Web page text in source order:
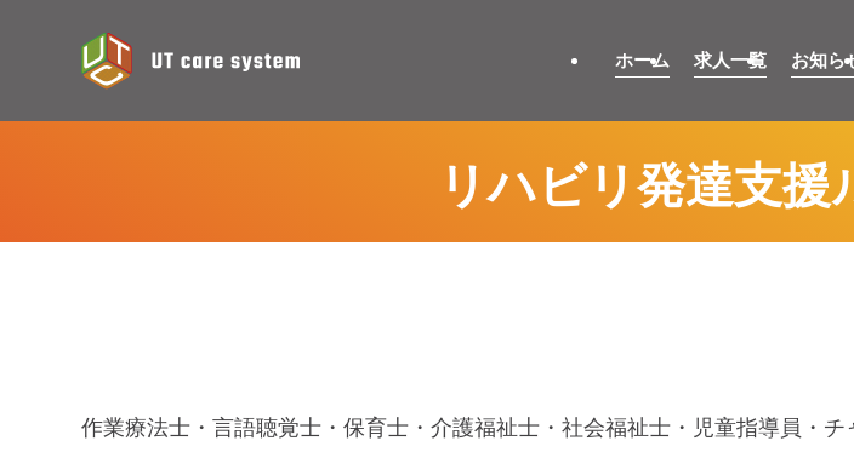
ホーム 求人一覧 お知ら
リハビリ発達支
作業療法士・言語聴覚士・保育士・介護福祉士・社会福祉士・児童指導員・